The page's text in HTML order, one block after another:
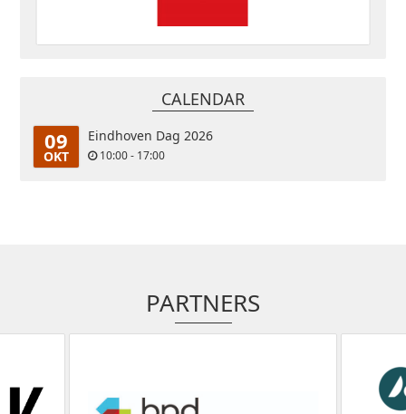
CALENDAR
09
OKT
Eindhoven Dag 2026
10:00 - 17:00
PARTNERS